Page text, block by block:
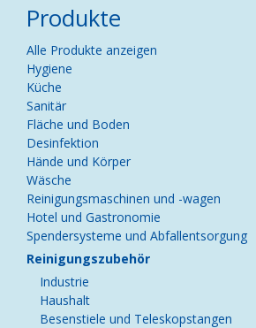
Produkte
Navigation
überspringen
Alle Produkte anzeigen
Hygiene
Küche
Sanitär
Fläche und Boden
Desinfektion
Hände und Körper
Wäsche
Reinigungsmaschinen und -wagen
Hotel und Gastronomie
Spendersysteme und Abfallentsorgung
Reinigungszubehör
Industrie
Haushalt
Besenstiele und Teleskopstangen